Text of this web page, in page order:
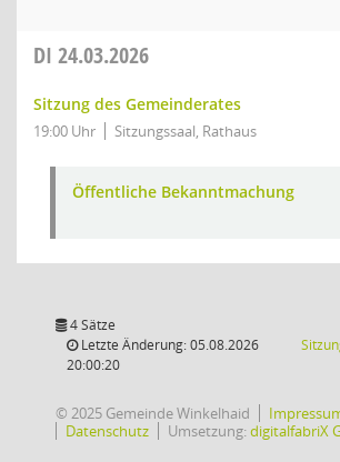
DI 24.03.2026
Sitzung des Gemeinderates
19:00 Uhr Sitzungssaal, Rathaus
Öffentliche Bekanntmachung
4 Sätze
Letzte Änderung: 05.08.2026
20:00:20
© 2025 Gemeinde Winkelhaid
Datenschutz
Umsetzung:digitalfabriX